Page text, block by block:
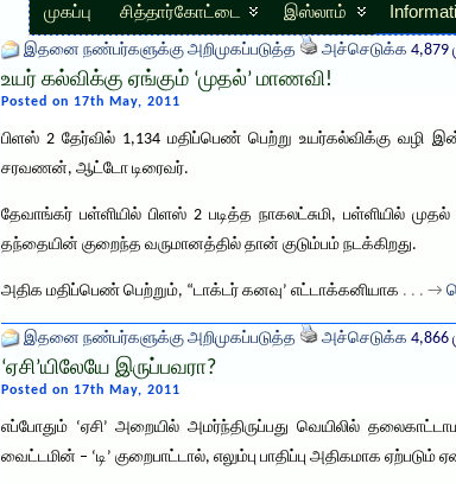
முகப்பு சித்தார்கோட்டை இஸ்லாம்
இதனை நண்பர்களுக்கு அறிமுகப்படுத்த அச்செடுக்க 4,879
உயர் கல்விக்கு ஏங்கும் ‘முதல்’ மாணவி!
Posted on 17th May, 2011
பிளஸ் 2 தேர்வில் 1,134 மதிப்பெண் பெற்று உயர்கல்விக்கு வழி
சரவணன், ஆட்டோ டிரைவர்.
தேவாங்கர் பள்ளியில் பிளஸ் 2 படித்த நாகலட்சுமி, பள்ளியில்
தந்தையின் குறைந்த வருமானத்தில் தான் குடும்பம் நடக்கிறது.
அதிக மதிப்பெண் பெற்றும், “டாக்டர் கனவு’ எட்டாக்கனியாக . . . →
இதனை நண்பர்களுக்கு அறிமுகப்படுத்த அச்செடுக்க 4,866
‘ஏசி’யிலேயே இருப்பவரா?
Posted on 17th May, 2011
எப்போதும் ‘ஏசி’ அறையில் அமர்ந்திருப்பது வெயிலில்
வைட்டமின் – ‘டி’ குறைபாட்டால், எலும்பு பாதிப்பு அதிகமாக ஏற்படும்